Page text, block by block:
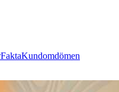
FaktaKundomdömen